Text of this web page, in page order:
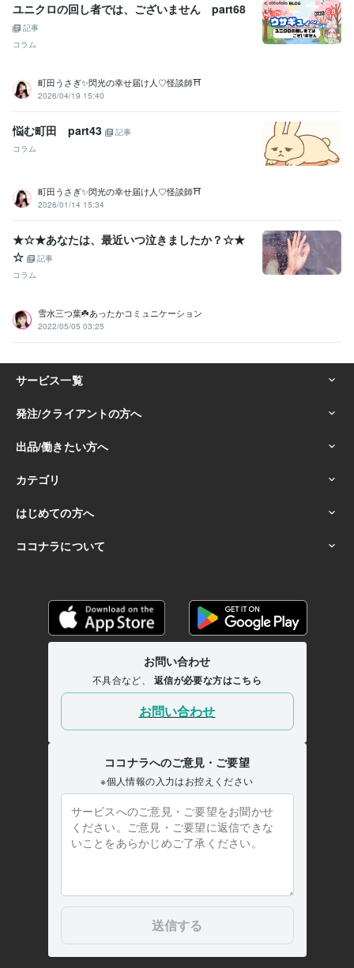
人間関係の悩み 夫婦問題 恋活・婚活
ビジネス代行・事務代行 ココナラ初心者の方向けサポート
ユニクロの回し者では、ございません part68
記事
コラム
町田うさぎ✨閃光の幸せ届け人♡怪談師⛩️
2026/04/19 15:40
悩む町田 part43
記事
コラム
町田うさぎ✨閃光の幸せ届け人♡怪談師⛩️
2026/01/14 15:34
★☆★あなたは、最近いつ泣きましたか？☆★
☆
記事
コラム
雪水三つ葉☘️あったかコミュニケーション
2022/05/05 03:25